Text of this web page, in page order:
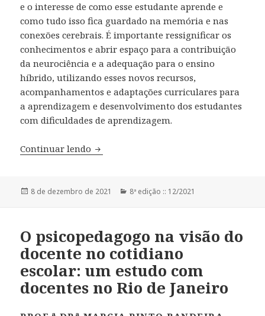
e o interesse de como esse estudante aprende e
como tudo isso fica guardado na memória e nas
conexões cerebrais. É importante ressignificar os
conhecimentos e abrir espaço para a contribuição
da neurociência e a adequação para o ensino
híbrido, utilizando esses novos recursos,
acompanhamentos e adaptações curriculares para
a aprendizagem e desenvolvimento dos estudantes
com dificuldades de aprendizagem.
Continuar lendo Contribuições do Ensino Híbrido e da
Publicado
8 de dezembro de 2021 Categorias
8ª edição :: 12/2021
O psicopedagogo na visão do
docente no cotidiano
escolar: um estudo com
docentes no Rio de Janeiro